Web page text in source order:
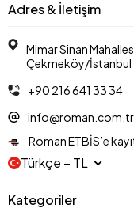
Adres & İletişim
Mimar Sinan
Çekmeköy/İstanbul
+90 216 641 33 34
info@roman.com.tr
Roman ETBİS’e
Türkçe − TL
Kategoriler